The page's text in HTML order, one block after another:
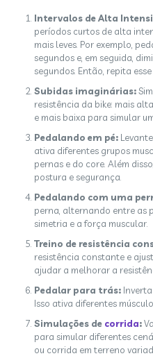
Intervalos de Alta
períodos curtos de alta
mais leves. Por exemplo,
segundos e, em seguida,
segundos. Então, repita esse
Subidas imaginárias:
resistência da bike: mais
e mais baixa para simular
Pedalando em pé:
ativa diferentes grupos
pernas e do core. Além
postura e segurança.
Pedalando com uma
perna, alternando entre as
simetria e a força muscular.
Treino de resistência
resistência constante e
ajudar a melhorar a
Pedalar para trás:
Isso ativa diferentes
Simulações de corrida:
para simular diferentes
ou corrida em terreno